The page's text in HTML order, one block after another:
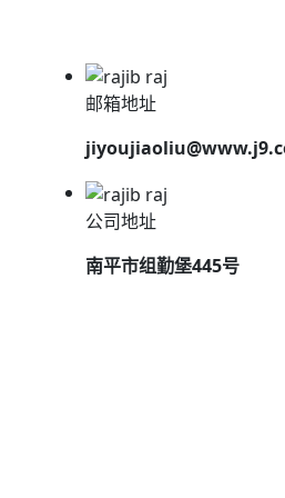
邮箱地址
公司地址
南平市组勤堡445号